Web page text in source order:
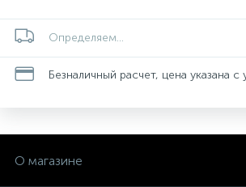
Определяем...
Безналичный расчет, цена указана
О магазине